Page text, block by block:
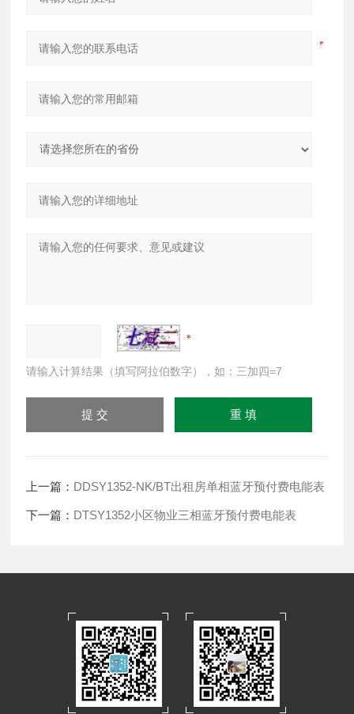
请输入计算结果（填写阿拉伯数字），如：三加四=7
上一篇： DDSY1352-NK/BT出租房单相蓝牙预付费电能表
下一篇： DTSY1352小区物业三相蓝牙预付费电能表